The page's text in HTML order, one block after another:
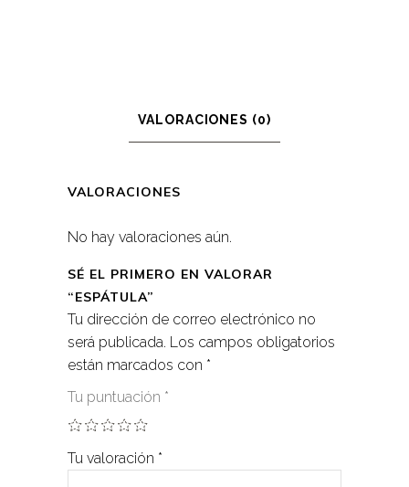
VALORACIONES (0)
VALORACIONES
No hay valoraciones aún.
SÉ EL PRIMERO EN VALORAR
“ESPÁTULA”
Tu dirección de correo electrónico no
será publicada. Los campos obligatorios
están marcados con *
Tu puntuación *
Tu valoración *